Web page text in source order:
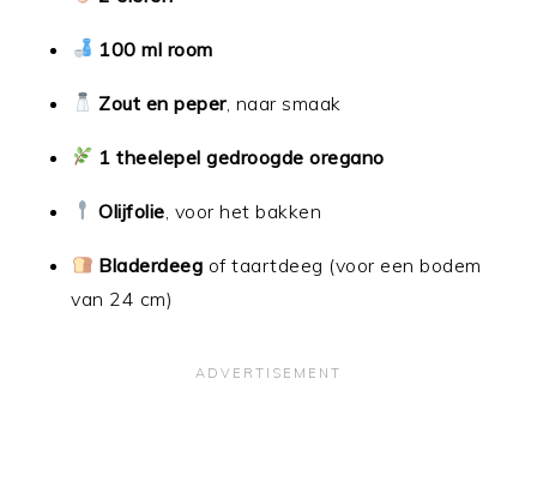
100 ml room
Zout en peper, naar smaak
1 theelepel gedroogde oregano
Olijfolie , voor het bakken
Bladerdeeg of taartdeeg (voor een bodem
van 24 cm)